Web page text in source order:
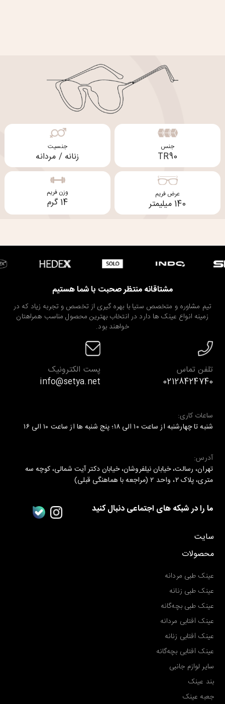
جنس
TR90
جنسیت
زنانه / مردانه
عرض فریم
140 میلیمتر
وزن فریم
14 گرم
مشتاقانه منتظر صحبت با شما هستیم
تیم مشاوره و متخصص ستیا با بهره گیری از تخصص و تجربه زیاد که در
زمینه انواع عینک ها دارد در انتخاب بهترین محصول مناسب همراهتان
خواهند بود.
تلفن تماس
02128424740
پست الکترونیک
info@setya.net
ساعات کاری:
شنبه تا چهارشنبه از ساعت ۱۰ الی ۱۸؛ پنج شنبه ها از ساعت ۱۰ الی ۱۶
آدرس:
تهران، رسالت، خیابان نیلفروشان، خیابان دکتر آیت شمالی، کوچه سه
متری، پلاک ۲، واحد ۲ (مراجعه با هماهنگی قبلی)
ما را در شبکه های اجتماعی دنبال کنید
سایت
محصولات
عینک طبی مردانه
عینک طبی زنانه
عینک طبی بچه‌گانه
عینک آفتابی مردانه
عینک آفتابی زنانه
عینک آفتابی بچه‌گانه
سایر لوازم جانبی
بند عینک
جعبه عینک